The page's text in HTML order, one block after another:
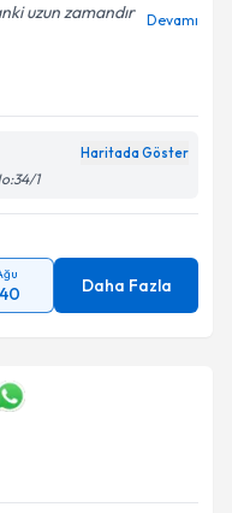
uzun zamandır
Devamı
Haritada Göster
1
Daha Fazla